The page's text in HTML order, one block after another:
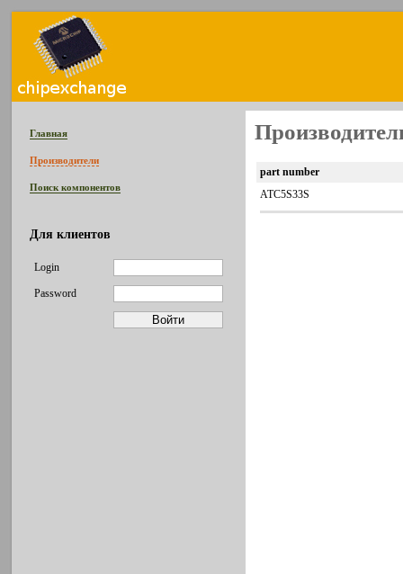
Главная
Производители
Поиск компонентов
Для клиентов
Login
Password
part number
ATC5S33S